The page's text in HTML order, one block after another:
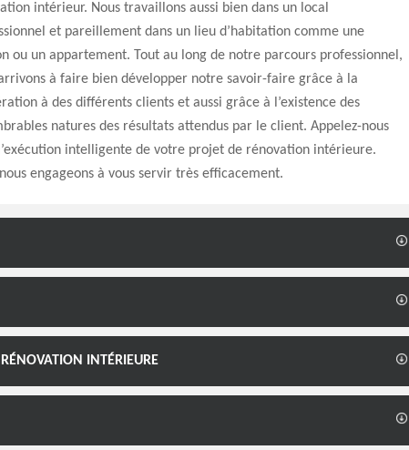
intérieur. Nous travaillons aussi bien dans un local
et pareillement dans un lieu d’habitation comme une
ou un appartement. Tout au long de notre parcours professionnel,
à faire bien développer notre savoir-faire grâce à la
à des différents clients et aussi grâce à l’existence des
natures des résultats attendus par le client. Appelez-nous
intelligente de votre projet de rénovation intérieure.
engageons à vous servir très efficacement.
INTÉRIEURE